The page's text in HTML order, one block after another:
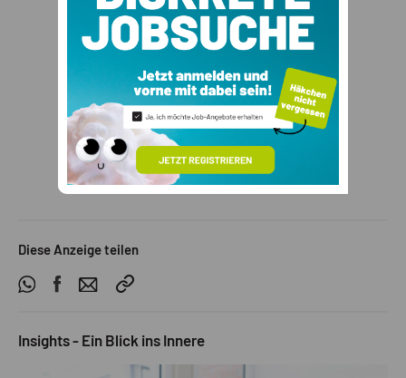
ONE STOP SHOP /
DATENBANK
Diese Anzeige teilen
Insights - Ein Blick ins Innere